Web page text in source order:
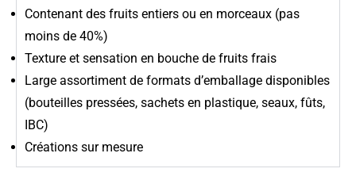
Contenant des fruits entiers ou en morceaux (pas
moins de 40%)
Texture et sensation en bouche de fruits frais
Large assortiment de formats d’emballage disponibles
(bouteilles pressées, sachets en plastique, seaux, fûts,
IBC)
Créations sur mesure